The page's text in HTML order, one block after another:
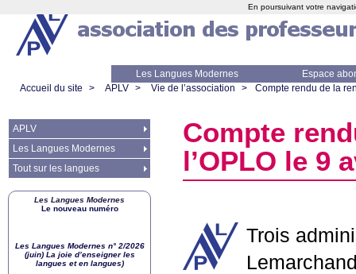
Les Langues Modernes
Espace
Accueil du site
> APLV > Vie de l’association > Compte rendu de la
Compte
l’OPLO le 9
Trois
APLV
Les Langues Modernes
Tout sur les langues
Les Langues Modernes
Le nouveau numéro
Les Langues Modernes n° 2/2026
(juin) La joie d’enseigner les
langues et en langues)
En poursuivant votre